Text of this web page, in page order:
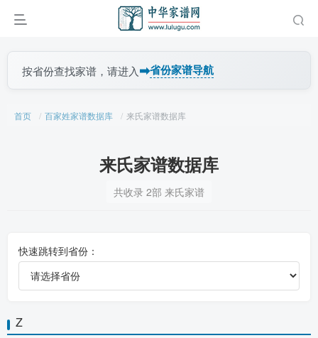
按省份查找家谱，请进入➡省份家谱导航
首页 百家姓家谱数据库 来氏家谱数据库
来氏家谱数据库
共收录 2部 来氏家谱
快速跳转到省份：
Z